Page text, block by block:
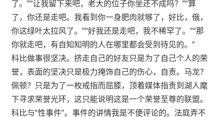
了。”“让我留下来吧，老大的位子你坐还不成吗？”“算
了，你还是走吧。我看到你一身肥肉就够了，好比，俄，
你这绿叶太拉风了。”“好我还是走吧，我不稀罕了。”“那
你就走吧，有自知知明的人在哪里都会受到待见的。”
科比做事很坚决。挤走自己的好友只是为了自己个人的荣
誉，表面的坚决只是极力掩饰自己的伤心，自责。马龙？
佩顿？只是为了一枚戒指而屈膝，顶着媒体指责到湖人麾
下寻求荣誉光环，这只能说明这是一个荣誉至尊的联盟。
科比与“性事件”。事件的讲情我是不便评论的。法庭弄不